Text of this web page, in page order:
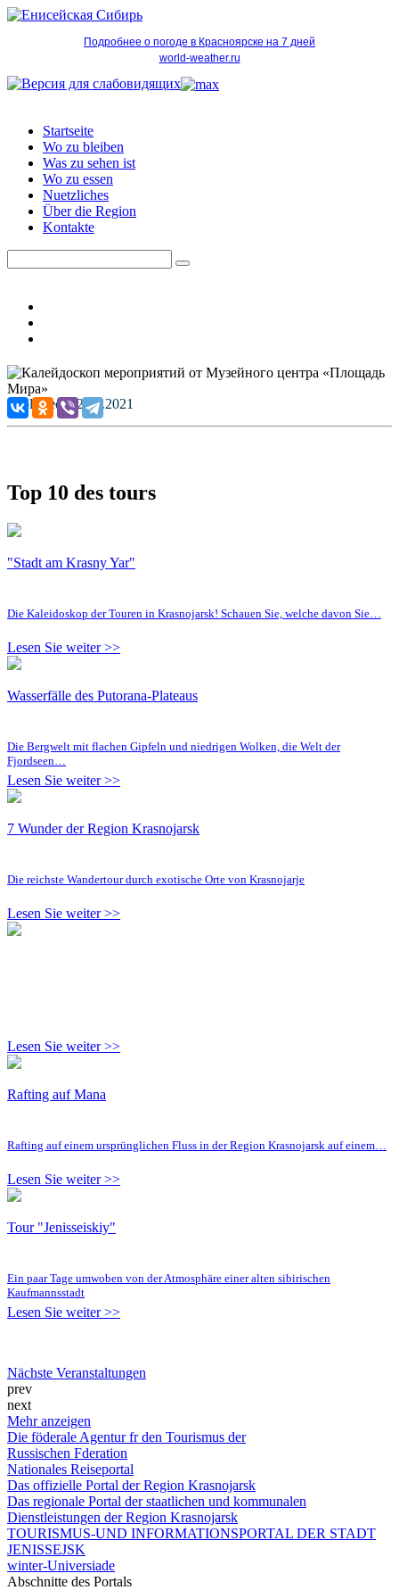
Подробнее о погоде в Красноярске на 7 дней
world-weather.ru
Startseite
Wo zu bleiben
Was zu sehen ist
Wo zu essen
Nuetzliches
Über die Region
Kontakte
Published: 12.07.2021
Top 10 des tours
"Stadt am Krasny Yar"
Die Kaleidoskop der Touren in Krasnojarsk! Schauen Sie, welche davon Sie…
Lesen Sie weiter >>
Wasserfälle des Putorana-Plateaus
Die Bergwelt mit flachen Gipfeln und niedrigen Wolken, die Welt der
Fjordseen…
Lesen Sie weiter >>
7 Wunder der Region Krasnojarsk
Die reichste Wandertour durch exotische Orte von Krasnojarje
Lesen Sie weiter >>
Lesen Sie weiter >>
Rafting auf Mana
Rafting auf einem ursprünglichen Fluss in der Region Krasnojarsk auf einem…
Lesen Sie weiter >>
Tour "Jenisseiskiy"
Ein paar Tage umwoben von der Atmosphäre einer alten sibirischen
Kaufmannsstadt
Lesen Sie weiter >>
Nächste Veranstaltungen
prev
next
Mehr anzeigen
Die föderale Agentur fr den Tourismus der
Russischen Fderation
Nationales Reiseportal
Das offizielle Portal der Region Krasnojarsk
Das regionale Portal der staatlichen und kommunalen
Dienstleistungen der Region Krasnojarsk
TOURISMUS-UND INFORMATIONSPORTAL DER STADT
JENISSEJSK
winter-Universiade
Abschnitte des Portals